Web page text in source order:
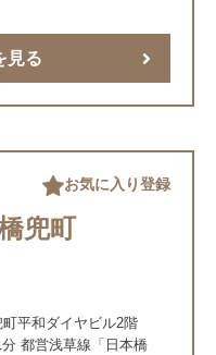
見る
兜町
平和ダイヤビル2階
都営浅草線「日本橋
お気に入り登録